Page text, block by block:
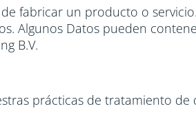
fabricar un producto o
Algunos Datos pueden
B.V.
prácticas de tratamiento